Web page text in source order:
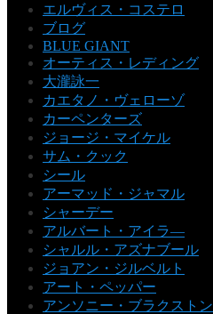
エルヴィス・コステロ
ブログ
BLUE GIANT
オーティス・レディング
大瀧詠一
カエタノ・ヴェローゾ
カーペンターズ
ジョージ・マイケル
サム・クック
シール
アーマッド・ジャマル
シャーデー
アルバート・アイラ―
シャルル・アズナブール
ジョアン・ジルベルト
アート・ペッパー
アンソニー・ブラクストン